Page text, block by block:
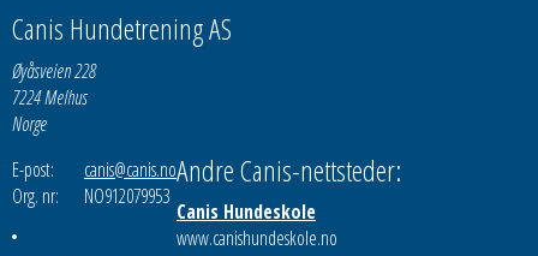
Canis Hundetrening AS
Øyåsveien 228
7224 Melhus
Norge
E-post:
canis@canis.no
Org. nr:
NO912079953
Andre Canis-nettsteder:
Canis Hundeskole
www.canishundeskole.no